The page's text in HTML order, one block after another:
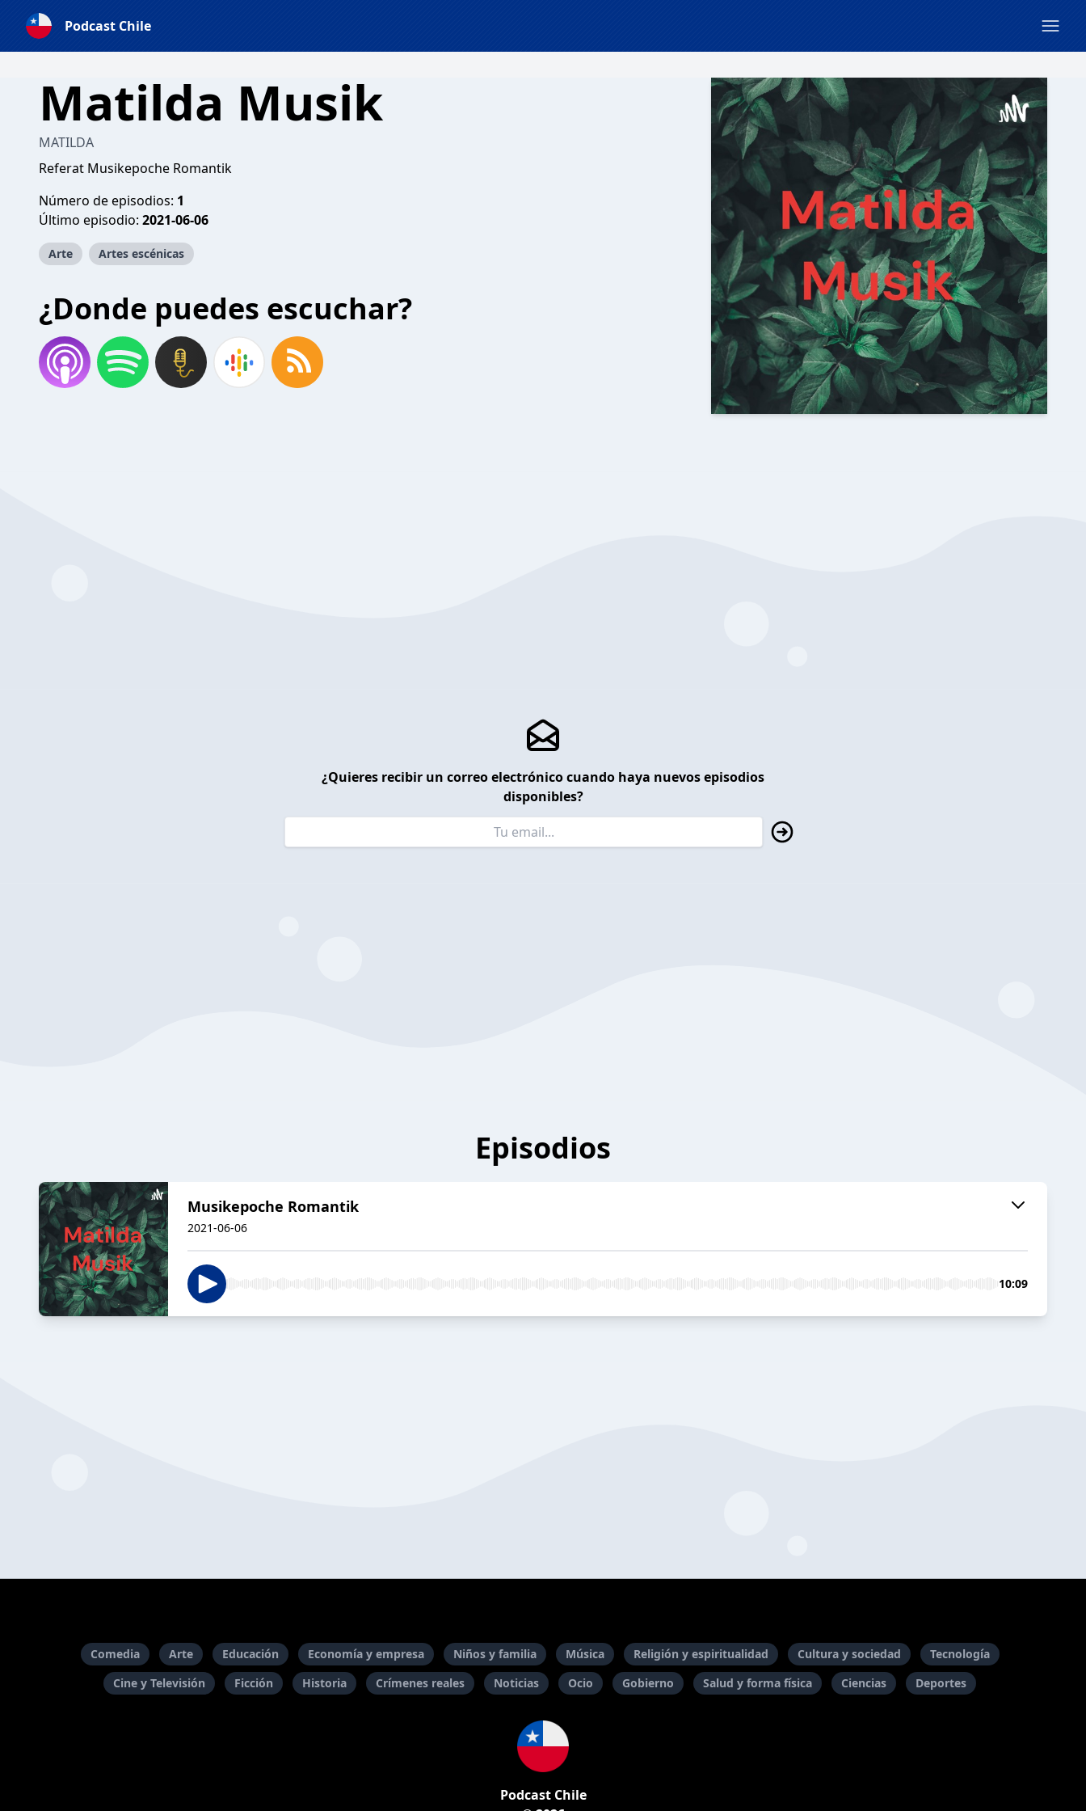
Podcast Chile
Matilda Musik
MATILDA
Referat Musikepoche Romantik
Número de episodios: 1
Último episodio: 2021-06-06
Arte Artes escénicas
¿Donde puedes escuchar?
¿Quieres recibir un correo electrónico cuando haya nuevos episodios
disponibles?
Episodios
Musikepoche Romantik
2021-06-06
10:09
Comedia Arte Educación Economía y empresa Niños y familia Música Religión y espiritualidad Cultura y sociedad
Tecnología
Cine y Televisión
Ficción Historia Crímenes reales Noticias Ocio Gobierno Salud y forma física Ciencias Deportes
Podcast Chile